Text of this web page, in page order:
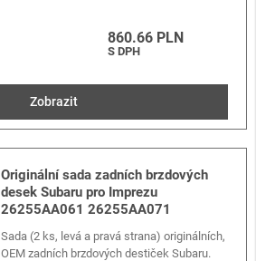
860.66 PLN
S DPH
Zobrazit
Originální sada zadních brzdových
desek Subaru pro Imprezu
26255AA061 26255AA071
Sada (2 ks, levá a pravá strana) originálních,
OEM zadních brzdových destiček Subaru.